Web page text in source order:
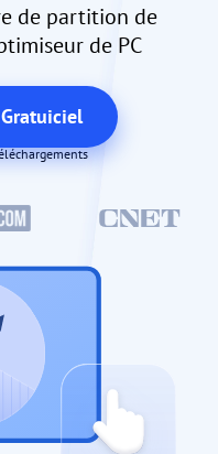
de partition de
de PC